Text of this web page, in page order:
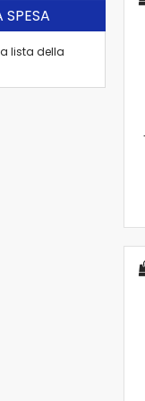
SPESA
lista della